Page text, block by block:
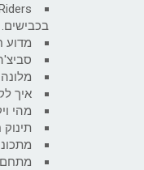
בכבישים.
מדוע
איך
מהי
מתחם